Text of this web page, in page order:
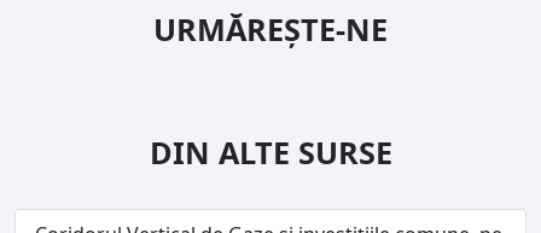
URMĂREȘTE-NE
DIN ALTE SURSE